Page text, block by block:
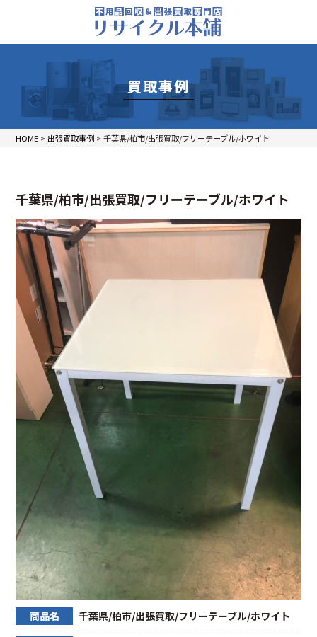
買取事例
HOME > 出張買取事例 >千葉県/柏市/出張買取/フリーテーブル/ホワイト
千葉県/柏市/出張買取/フリーテーブル/ホワイト
商品名 千葉県/柏市/出張買取/フリーテーブル/ホワイト